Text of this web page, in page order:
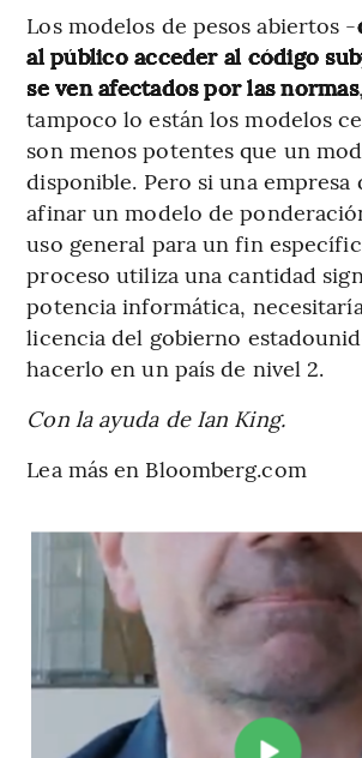
Los modelos de pesos abiertos -
al público acceder al código
se ven afectados por las normas
tampoco lo están los modelos
son menos potentes que un
disponible. Pero si una empresa
afinar un modelo de
uso general para un fin
proceso utiliza una cantidad
potencia informática,
licencia del gobierno
hacerlo en un país de nivel 2.
Con la ayuda de Ian King.
Lea más en Bloomberg.com